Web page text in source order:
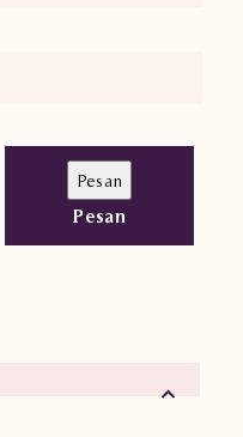
Pesan